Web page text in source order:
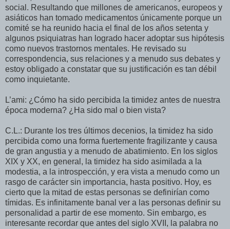
social. Resultando que millones de americanos, europeos y
asiáticos han tomado medicamentos únicamente porque un
comité se ha reunido hacia el final de los años setenta y
algunos psiquiatras han logrado hacer adoptar sus hipótesis
como nuevos trastornos mentales. He revisado su
correspondencia, sus relaciones y a menudo sus debates y
estoy obligado a constatar que su justificación es tan débil
como inquietante.
L’ami: ¿Cómo ha sido percibida la timidez antes de nuestra
época moderna? ¿Ha sido mal o bien vista?
C.L.: Durante los tres últimos decenios, la timidez ha sido
percibida como una forma fuertemente fragilizante y causa
de gran angustia y a menudo de abatimiento. En los siglos
XIX y XX, en general, la timidez ha sido asimilada a la
modestia, a la introspección, y era vista a menudo como un
rasgo de carácter sin importancia, hasta positivo. Hoy, es
cierto que la mitad de estas personas se definirían como
tímidas. Es infinitamente banal ver a las personas definir su
personalidad a partir de ese momento. Sin embargo, es
interesante recordar que antes del siglo XVII, la palabra no